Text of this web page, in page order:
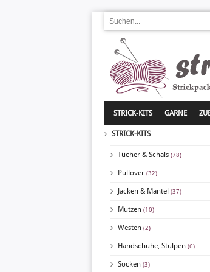
STRICK-KITS GARNE
STRICK-KITS
Tücher & Schals (78)
Pullover (32)
Jacken & Mäntel (37)
Mützen (10)
Westen (2)
Handschuhe, Stulpen (6)
Socken (3)